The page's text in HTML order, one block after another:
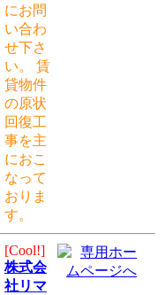
にお問
い合わ
せ下さ
い。 賃
貸物件
の原状
回復工
事を主
におこ
なって
おりま
す。
[Cool!]
株式会
社リマ